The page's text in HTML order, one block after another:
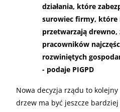
działania, które
surowiec firmy, które
przetwarzają
pracowników
rozwiniętych
- podaje PIGPD
Nowa decyzja rządu to
drzew ma być jeszcze